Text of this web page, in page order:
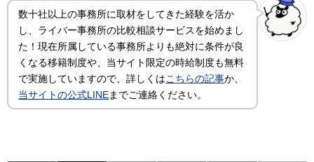
数十社以上の事務所に取材をしてきた経験を活か
し、ライバー事務所の比較相談サービスを始めまし
た！現在所属している事務所よりも絶対に条件が良
くなる移籍制度や、当サイト限定の時給制度も無料
で実施していますので、詳しくは こちらの記事か、
当サイトの公式LINE までご連絡ください。